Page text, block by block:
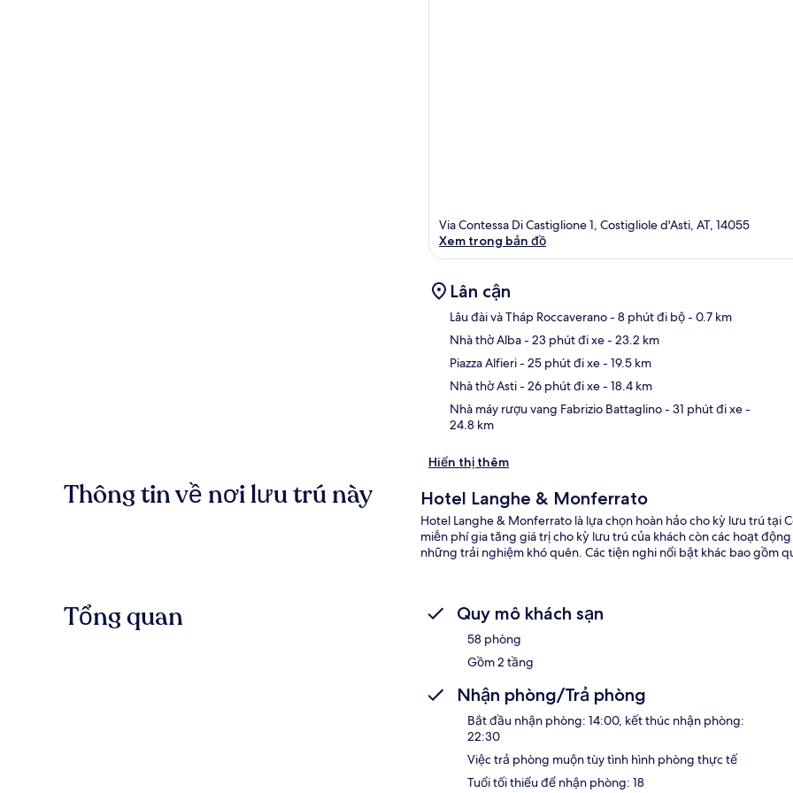
Via Contessa Di Castiglione 1, Costigliole d'Asti, AT, 14055
Xem trong bản đồ
Lân cận
Lâu đài và Tháp Roccaverano- 8 phút đi bộ- 0.7 km
Nhà thờ Alba- 23 phút đi xe- 23.2 km
Piazza Alfieri- 25 phút đi xe- 19.5 km
Nhà thờ Asti- 26 phút đi xe- 18.4 km
Nhà máy rượu vang Fabrizio Battaglino- 31 phút đi xe-
24.8 km
Hiển thị thêm
Thông tin về nơi lưu trú này Hotel Langhe & Monferrato
Hotel Langhe & Monferrato là lựa chọn hoàn hảo cho kỳ lưu trú tại
miễn phí gia tăng giá trị cho kỳ lưu trú của khách còn các hoạt
những trải nghiệm khó quên. Các tiện nghi nổi bật khác bao gồm
Tổng quan Quy mô khách sạn
58 phòng
Gồm 2 tầng
Nhận phòng/Trả phòng
Bắt đầu nhận phòng: 14:00, kết thúc nhận phòng:
22:30
Việc trả phòng muộn tùy tình hình phòng thực tế
Tuổi tối thiểu để nhận phòng: 18